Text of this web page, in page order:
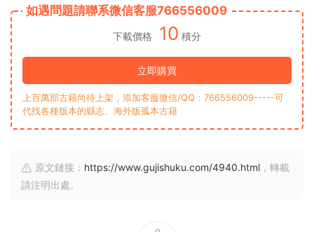
如遇問題請聯系微信客服766556009
下載價格 10 積分
立即購買
上百萬部古籍尚待上架，添加客服微信/QQ：766556009-----可
代找各種版本的縣志、海外版孤本古籍
原文鏈接： https://www.gujishuku.com/4940.html ，轉載
請注明出處。